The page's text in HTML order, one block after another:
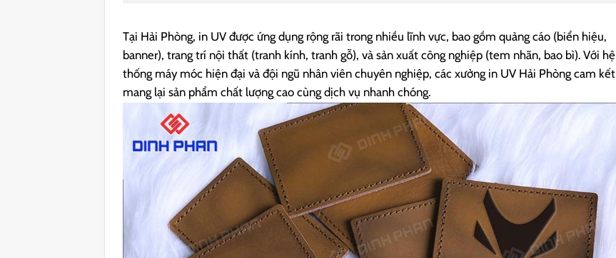
Tại Hải Phòng, in UV được ứng dụng rộng rãi trong nhiều lĩnh vực, bao gồm quảng cáo (biển hiệu,
banner), trang trí nội thất (tranh kính, tranh gỗ), và sản xuất công nghiệp (tem nhãn, bao bì). Với hệ
thống máy móc hiện đại và đội ngũ nhân viên chuyên nghiệp, các xưởng in UV Hải Phòng cam kết
mang lại sản phẩm chất lượng cao cùng dịch vụ nhanh chóng.